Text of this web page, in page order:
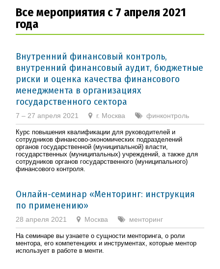
Все мероприятия с 7 апреля 2021
года
Внутренний финансовый контроль,
внутренний финансовый аудит, бюджетные
риски и оценка качества финансового
менеджмента в организациях
государственного сектора
7 – 27 апреля 2021 г. Москва финконтроль
Курс повышения квалификации для руководителей и
сотрудников финансово-экономических подразделений
органов государственной (муниципальной) власти,
государственных (муниципальных) учреждений, а также для
сотрудников органов государственного (муниципального)
финансового контроля.
Онлайн-семинар «Менторинг: инструкция
по применению»
28 апреля 2021 Москва менторинг
На семинаре вы узнаете о сущности менторинга, о роли
ментора, его компетенциях и инструментах, которые ментор
использует в работе в менти.